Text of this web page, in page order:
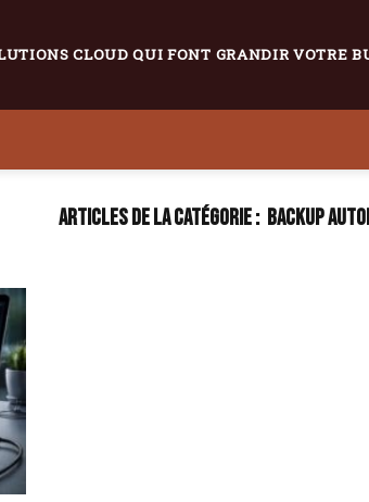
CLOUD QUI FONT GRANDIR VOTRE
BACKUP